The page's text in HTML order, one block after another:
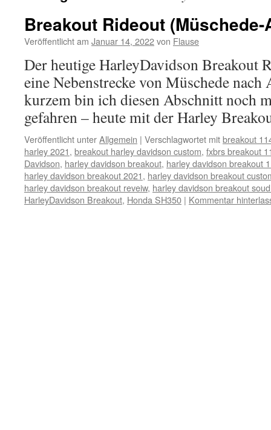
Breakout Rideout
Veröffentlicht am Januar 14, 2022von Flause
Der heutige HarleyDavidson Breakout
eine Nebenstrecke von Müschede
kurzem bin ich diesen Abschnitt noch
gefahren – heute mit der Harley
Veröffentlicht unterAllgemein | Verschlagwortet mitbreakout
harley 2021, breakout harley davidson custom, fxbrs breakout
Davidson, harley davidson breakout, harley davidson breakout
harley davidson breakout 2021, harley davidson breakout
harley davidson breakout reveiw, harley davidson breakout
HarleyDavidson Breakout, Honda SH350 | Kommentar